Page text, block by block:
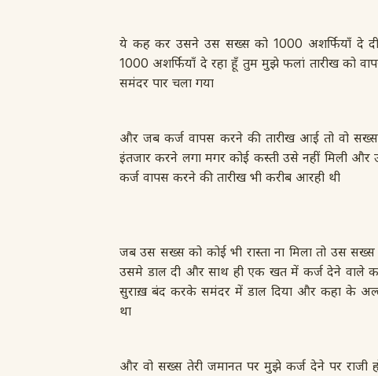
ये कह कर उसने उस सख्स को 1000 अशर्फियाँ दे
1000 अशर्फियाँ दे रहा हूँ तुम मुझे फलां तारीख को
समंदर पार चला गया
और जब कर्ज वापस करने की तारीख आई तो वो
इंतजार करने लगा मगर कोई कस्ती उसे नहीं मिली
कर्ज वापस करने की तारीख भी करीब आरही थी
जब उस सख्स को कोई भी रास्ता ना मिला तो उस
उसमे डाल दी और साथ ही एक खत में कर्ज देने वाले
सुराख़ बंद करके समंदर में डाल दिया और कहा के
था
और वो सख्स तेरी जमानत पर मुझे कर्ज देने पर राजी